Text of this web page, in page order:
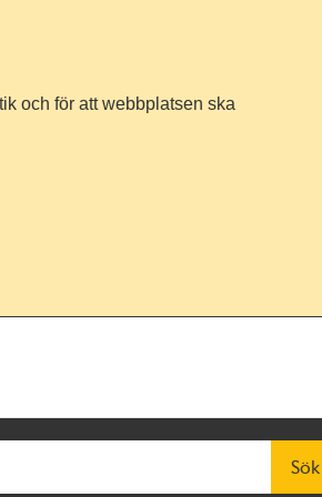
och för att webbplatsen ska
Sök